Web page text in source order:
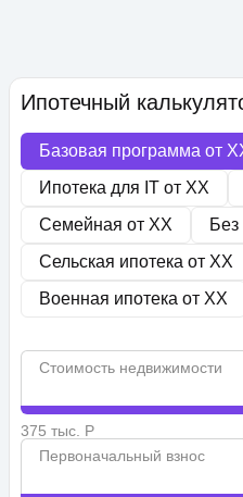
Ипотечный
Базовая программа от
Ипотека для IT от XX
Семейная от XX Без
Сельская ипотека от XX
Военная ипотека от XX
Стоимость недвижимости
375 тыс. Р
Первоначальный взнос